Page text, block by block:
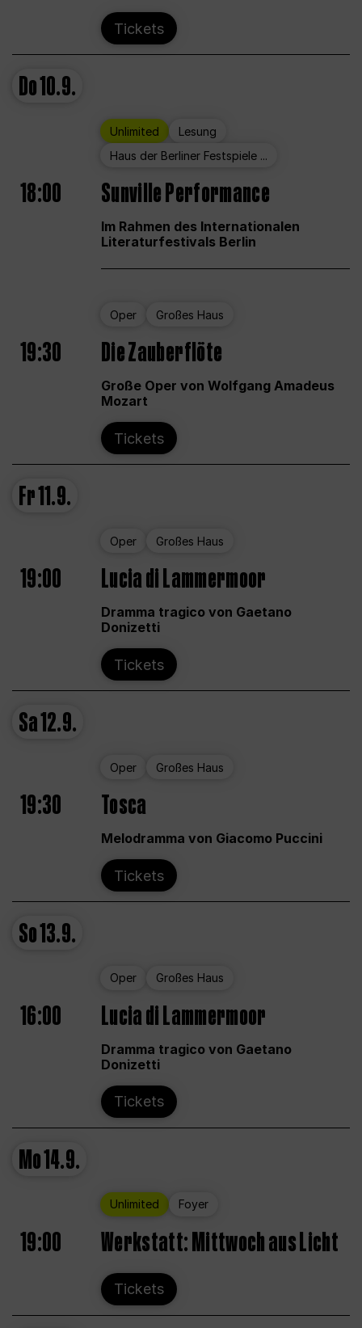
Tickets
Do10.9.
Unlimited
Lesung
Haus der Berliner Festspiele ...
18:00 Sunville Performance
Im Rahmen des Internationalen
Literaturfestivals Berlin
Oper Großes Haus
19:30 Die Zauberflöte
Große Oper von Wolfgang Amadeus
Mozart
Tickets
Fr11.9.
Oper Großes Haus
19:00 Lucia di Lammermoor
Dramma tragico von Gaetano
Donizetti
Tickets
Sa12.9.
Oper Großes Haus
19:30 Tosca
Melodramma von Giacomo Puccini
Tickets
So13.9.
Oper Großes Haus
16:00 Lucia di Lammermoor
Dramma tragico von Gaetano
Donizetti
Tickets
Mo14.9.
Unlimited Foyer
19:00 Werkstatt: Mittwoch aus Licht
Tickets